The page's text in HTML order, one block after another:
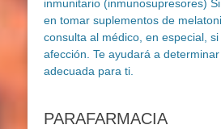
PARAFARMACIA